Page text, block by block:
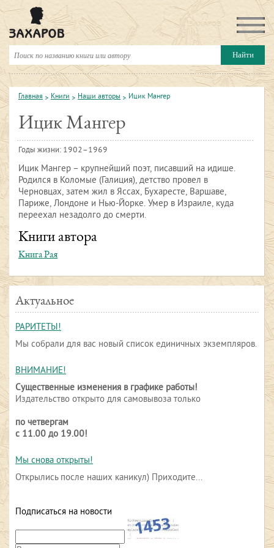
Главная Книги Наши авторы Ицик Мангер
Ицик Мангер
Годы жизни: 1902–1969
Ицик Мангер – крупнейший поэт, писавший на идише.
Родился в Коломые (Галиция), детство провел в
Черновцах, затем жил в Яссах, Бухаресте, Варшаве,
Париже, Лондоне и Нью-Йорке. Умер в Израиле, куда
переехал незадолго до смерти.
Книги автора
Книга Рая
Актуальное
РАРИТЕТЫ!
Мы собрали для вас новый список единичных экземпляров.
ВНИМАНИЕ!
Существенные изменения в графике работы!
Издательство открыто для самовывоза только
по четвергам
с 11.00 до 19.00!
Мы снова открыты!
Открылись после наших каникул) Приходите...
Подписаться на новости